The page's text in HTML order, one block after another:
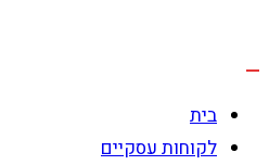
בית
לקוחות עסקיים